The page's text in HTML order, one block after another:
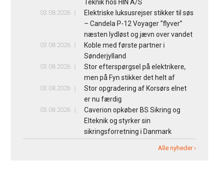
Teknik hos HIN A/S
03.08.2026
Elektriske luksusrejser stikker til søs
– Candela P-12 Voyager “flyver”
næsten lydløst og jævn over vandet
03.08.2026
Koble med første partner i
Sønderjylland
03.08.2026
Stor efterspørgsel på elektrikere,
men på Fyn stikker det helt af
03.08.2026
Stor opgradering af Korsørs elnet
er nu færdig
03.08.2026
Caverion opkøber BS Sikring og
Elteknik og styrker sin
sikringsforretning i Danmark
Alle nyheder ›